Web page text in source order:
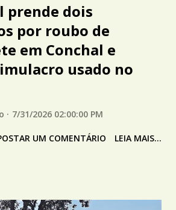
prende dois
por roubo de
em Conchal e
usado no
7/31/2026 02:00:00 PM
UM COMENTÁRIO LEIA MAIS...